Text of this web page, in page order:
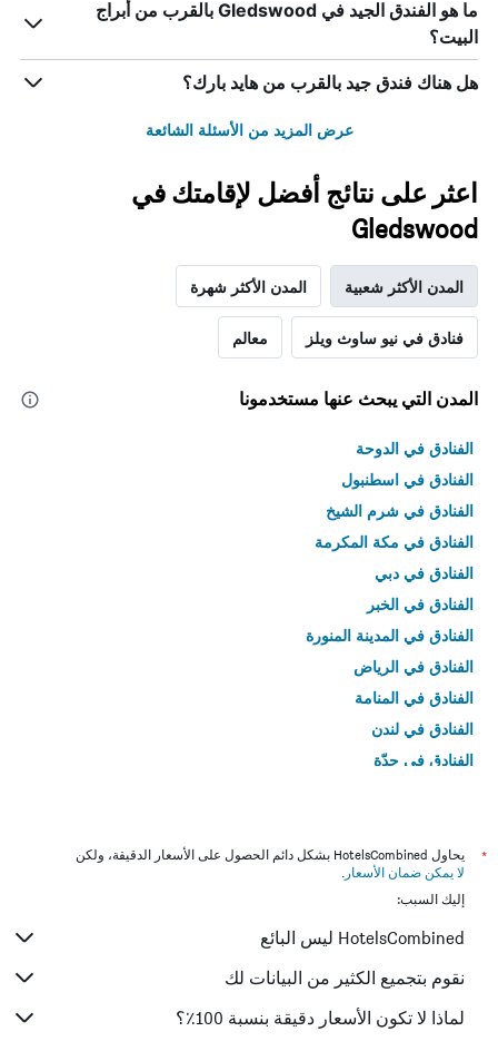
ما هو الفندق الجيد في Gledswood بالقرب من أبراج
البيت؟
هل هناك فندق جيد بالقرب من هايد بارك؟
عرض المزيد من الأسئلة الشائعة
اعثر على نتائج أفضل لإقامتك في
Gledswood
المدن الأكثر شعبية المدن الأكثر شهرة
فنادق في نيو ساوث ويلز معالم
المدن التي يبحث عنها مستخدمونا
الفنادق في الدوحة
الفنادق في اسطنبول
الفنادق في شرم الشيخ
الفنادق في مكة المكرمة
الفنادق في دبي
الفنادق في الخبر
الفنادق في المدينة المنورة
الفنادق في الرياض
الفنادق في المنامة
الفنادق في لندن
الفنادق في جدّة
*
يحاول HotelsCombined بشكل دائم الحصول على الأسعار الدقيقة، ولكن
لا يمكن ضمان الأسعار .
إليك السبب:
HotelsCombined ليس البائع
نقوم بتجميع الكثير من البيانات لك
لماذا لا تكون الأسعار دقيقة بنسبة 100٪؟